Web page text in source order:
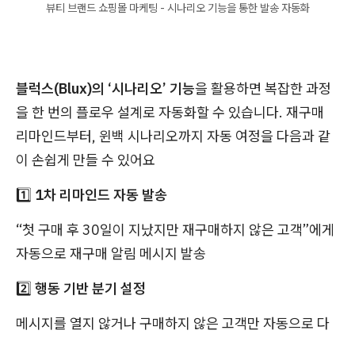
뷰티 브랜드 쇼핑몰 마케팅 - 시나리오 기능을 통한 발송 자동화
블럭스(Blux)의 ‘시나리오’ 기능을 활용하면 복잡한 과정
을 한 번의 플로우 설계로 자동화할 수 있습니다. 재구매
리마인드부터, 윈백 시나리오까지 자동 여정을 다음과 같
이 손쉽게 만들 수 있어요
1️⃣ 1차 리마인드 자동 발송
“첫 구매 후 30일이 지났지만 재구매하지 않은 고객”에게
자동으로 재구매 알림 메시지 발송
2️⃣ 행동 기반 분기 설정
메시지를 열지 않거나 구매하지 않은 고객만 자동으로 다